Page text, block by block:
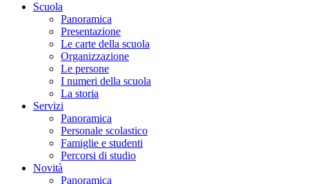
Scuola
Panoramica
Presentazione
Le carte della scuola
Organizzazione
Le persone
I numeri della scuola
La storia
Servizi
Panoramica
Personale scolastico
Famiglie e studenti
Percorsi di studio
Novità
Panoramica